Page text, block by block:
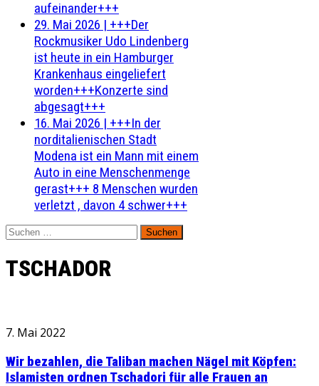
aufeinander+++
29. Mai 2026 | +++Der
Rockmusiker Udo Lindenberg
ist heute in ein Hamburger
Krankenhaus eingeliefert
worden+++Konzerte sind
abgesagt+++
16. Mai 2026 | +++In der
norditalienischen Stadt
Modena ist ein Mann mit einem
Auto in eine Menschenmenge
gerast+++ 8 Menschen wurden
verletzt , davon 4 schwer+++
Suchen
nach:
TSCHADOR
7. Mai 2022
Wir bezahlen, die Taliban machen Nägel mit Köpfen:
Islamisten ordnen Tschadori für alle Frauen an